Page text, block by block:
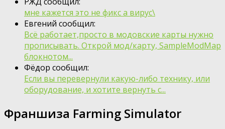
мне кажется это не фикс а вирус\
Евгений сообщил:
Всё работает,просто в модовские карты нужно
прописывать. Открой мод/карту, SampleModMap
блокнотом...
Фёдор сообщил:
Если вы перевернули какую-либо технику, или
оборудование, и хотите вернуть с...
Франшиза Farming Simulator